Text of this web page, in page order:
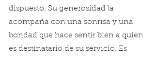
dispuesto. Su generosidad la
acompaña con una sonrisa y una
bondad que hace sentir bien a quien
es destinatario de su servicio. Es